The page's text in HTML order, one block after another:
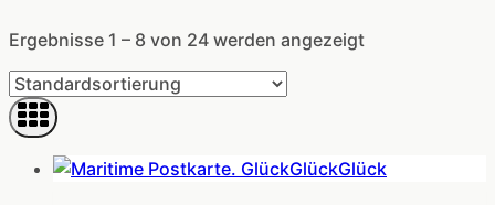
Ergebnisse 1 – 8 von 24 werden angezeigt